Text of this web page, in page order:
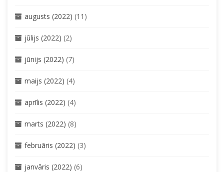
augusts (2022) (11)
jūlijs (2022) (2)
jūnijs (2022) (7)
maijs (2022) (4)
aprīlis (2022) (4)
marts (2022) (8)
februāris (2022) (3)
janvāris (2022) (6)